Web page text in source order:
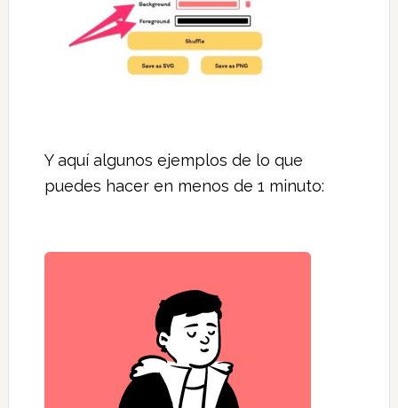
Y aquí algunos ejemplos de lo que
puedes hacer en menos de 1 minuto: